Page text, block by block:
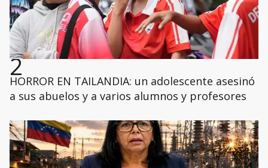
2
HORROR EN TAILANDIA: un adolescente asesinó
a sus abuelos y a varios alumnos y profesores